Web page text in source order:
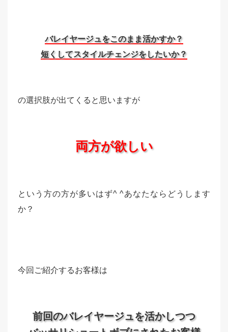
バレイヤージュをこのまま活かすか？
短くしてスタイルチェンジをしたいか？
の選択肢が出てくると思いますが
両方が欲しい
という方の方が多いはず^ ^あなたならどうします
か？
今回ご紹介するお客様は
前回のバレイヤージュを活かしつつ